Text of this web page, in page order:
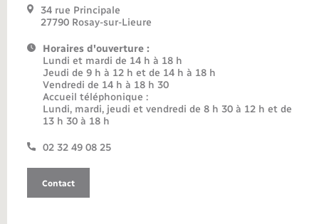
34 rue Principale
27790 Rosay-sur-Lieure
Horaires d'ouverture :
Lundi et mardi de 14 h à 18 h
Jeudi de 9 h à 12 h et de 14 h à 18 h
Vendredi de 14 h à 18 h 30
Accueil téléphonique :
Lundi, mardi, jeudi et vendredi de 8 h 30 à 12 h et de
13 h 30 à 18 h
02 32 49 08 25
Contact